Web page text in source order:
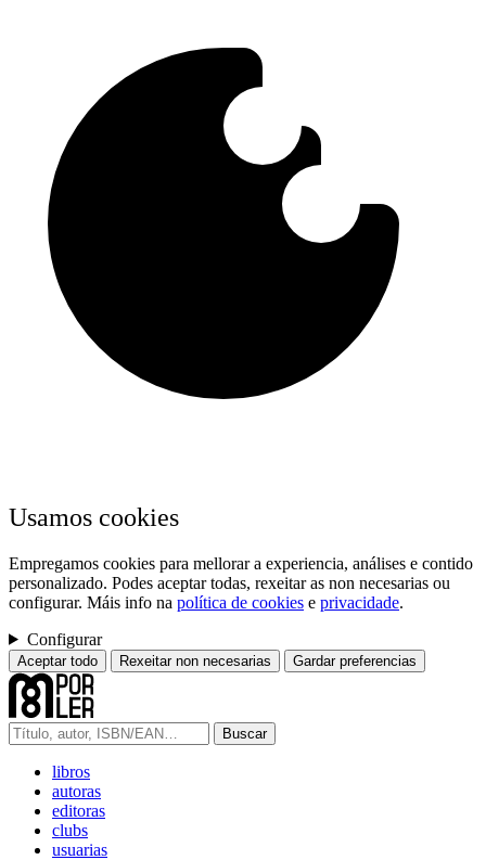
Usamos cookies
Empregamos cookies para mellorar a experiencia, análises e contido
personalizado. Podes aceptar todas, rexeitar as non necesarias ou
configurar. Máis info na política de cookies e privacidade.
Configurar
Aceptar todo Rexeitar non necesarias Gardar preferencias
Buscar
libros
autoras
editoras
clubs
usuarias